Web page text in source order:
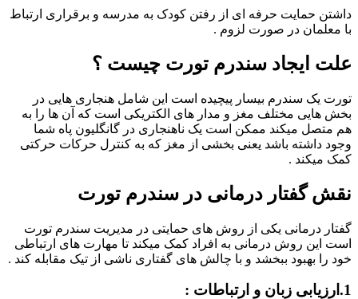
داشتن حمایت حرفه ای از رفتن کودک به مدرسه و برقراری ارتباط
با معلمان در صورت لزوم .
علت ایجاد سندرم تورت چیست ؟
تورت یک سندرم بیسار پیچیده است این شامل هنجاری هایی در
بخش هایی مختلف مغز و مدار های الکتریکی است که آن ها را به
هم متصل میکند ممکن است یک ناهنجاری در گانگلیون پاه شما
وجود داشته باشد یعنی بخشی از مغز که به کنترل حرکات حرکتی
کمک میکند .
نقش گفتار درمانی در سندرم تورت
گفتار درمانی یکی از روش های حمایتی در مدیریت سندرم تورت
است این روش درمانی به افراد کمک میکند تا مهارت های ارتباطی
خود را بهبود ببخشد و با چالش های گفتاری ناشی از تیک مقابله کند .
1.ارزیابی زبان و ارتباطات :